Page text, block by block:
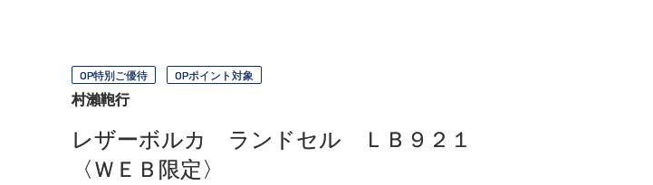
OP特別ご優待 OPポイント対象
村瀨鞄行
レザーボルカ ランドセル ＬＢ９２１
〈ＷＥＢ限定〉